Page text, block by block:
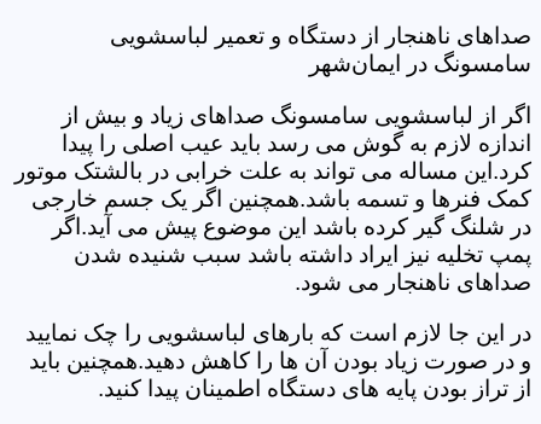
صداهای ناهنجار از دستگاه و تعمیر لباسشویی
سامسونگ در ایمان‌شهر
اگر از لباسشویی سامسونگ صداهای زیاد و بیش از
اندازه لازم به گوش می رسد باید عیب اصلی را پیدا
کرد.این مساله می تواند به علت خرابی در بالشتک موتور
کمک فنرها و تسمه باشد.همچنین اگر یک جسم خارجی
در شلنگ گیر کرده باشد این موضوع پیش می آید.اگر
پمپ تخلیه نیز ایراد داشته باشد سبب شنیده شدن
صداهای ناهنجار می شود.
در این جا لازم است که بارهای لباسشویی را چک نمایید
و در صورت زیاد بودن آن ها را کاهش دهید.همچنین باید
از تراز بودن پایه های دستگاه اطمینان پیدا کنید.